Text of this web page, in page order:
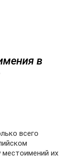
в
всего
их